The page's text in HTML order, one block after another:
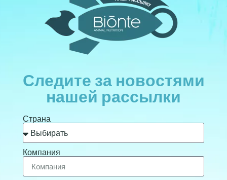
Следите за новостями
нашей рассылки
Страна
Компания